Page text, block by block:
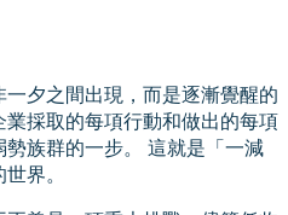
一夕之間出現，而是逐漸覺醒的
採取的每項行動和做出的每項
族群的一步。 這就是「一減
界。